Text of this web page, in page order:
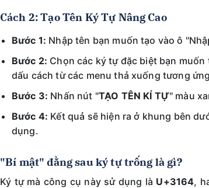
Cách 2: Tạo Tên Ký Tự Nâng Cao
Bước 1: Nhập tên bạn muốn tạo vào ô
Bước 2: Chọn các ký tự đặc biệt bạn
dấu cách từ các menu thả xuống tương
Bước 3: Nhấn nút "TẠO TÊN KÍ TỰ" màu
Bước 4: Kết quả sẽ hiện ra ở khung bên
dụng.
"Bí mật" đằng sau ký tự trống là gì?
Ký tự mà công cụ này sử dụng là U+3164,